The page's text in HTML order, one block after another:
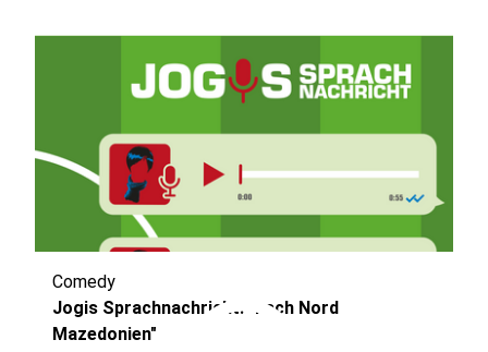
Comedy
Jogis Sprachnachricht: "nach Nord
Mazedonien"